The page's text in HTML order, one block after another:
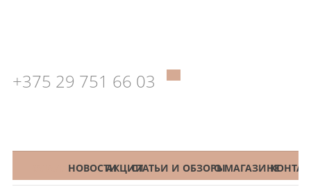
+375 29 751 66 03
КАТАЛОГНОВОСТИАКЦИИСТАТЬИ И ОБЗОРЫО МАГАЗИНЕ